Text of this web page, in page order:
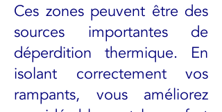
Ces zones peuvent être des
sources importantes de
déperdition thermique. En
isolant correctement vos
rampants, vous améliorez